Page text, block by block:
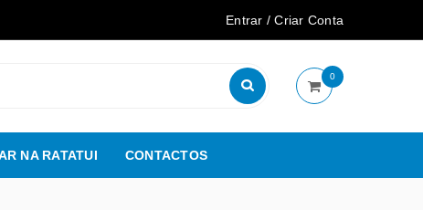
Entrar /Criar Conta
0
NA RATATUI CONTACTOS